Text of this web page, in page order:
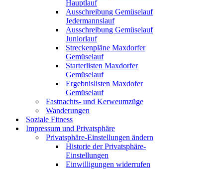
Hauptlauf
Ausschreibung Gemüselauf
Jedermannslauf
Ausschreibung Gemüselauf
Juniorlauf
Streckenpläne Maxdorfer
Gemüselauf
Starterlisten Maxdorfer
Gemüselauf
Ergebnislisten Maxdofer
Gemüselauf
Fastnachts- und Kerweumzüge
Wanderungen
Soziale Fitness
Impressum und Privatsphäre
Privatsphäre-Einstellungen ändern
Historie der Privatsphäre-
Einstellungen
Einwilligungen widerrufen